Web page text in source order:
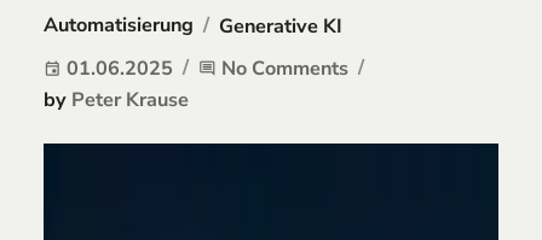
Automatisierung / Generative KI
event 01.06.2025 comment No Comments
by Peter Krause